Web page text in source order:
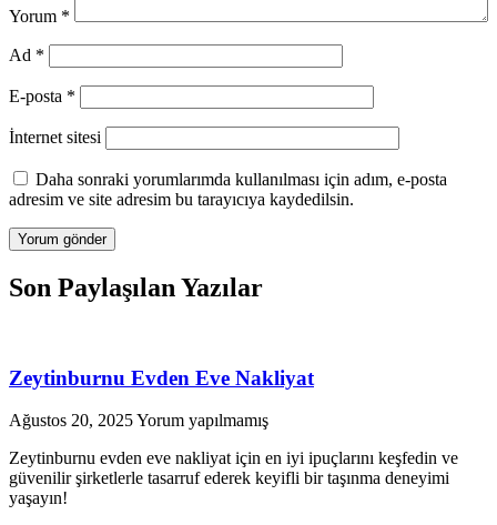
Yorum *
Ad *
E-posta *
İnternet sitesi
Daha sonraki yorumlarımda kullanılması için adım, e-posta
adresim ve site adresim bu tarayıcıya kaydedilsin.
Son Paylaşılan Yazılar
Zeytinburnu Evden Eve Nakliyat
Ağustos 20, 2025Yorum yapılmamış
Zeytinburnu evden eve nakliyat için en iyi ipuçlarını keşfedin ve
güvenilir şirketlerle tasarruf ederek keyifli bir taşınma deneyimi
yaşayın!